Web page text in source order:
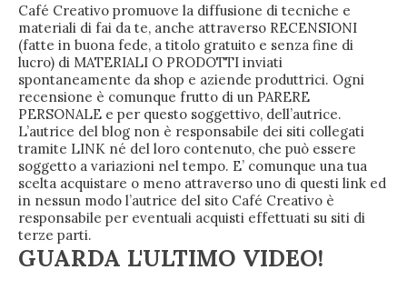
Café Creativo promuove la diffusione di tecniche e
materiali di fai da te, anche attraverso RECENSIONI
(fatte in buona fede, a titolo gratuito e senza fine di
lucro) di MATERIALI O PRODOTTI inviati
spontaneamente da shop e aziende produttrici. Ogni
recensione è comunque frutto di un PARERE
PERSONALE e per questo soggettivo, dell’autrice.
L’autrice del blog non è responsabile dei siti collegati
tramite LINK né del loro contenuto, che può essere
soggetto a variazioni nel tempo. E’ comunque una tua
scelta acquistare o meno attraverso uno di questi link ed
in nessun modo l’autrice del sito Café Creativo è
responsabile per eventuali acquisti effettuati su siti di
terze parti.
GUARDA L'ULTIMO VIDEO!